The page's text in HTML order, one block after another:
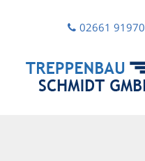
02661 91970